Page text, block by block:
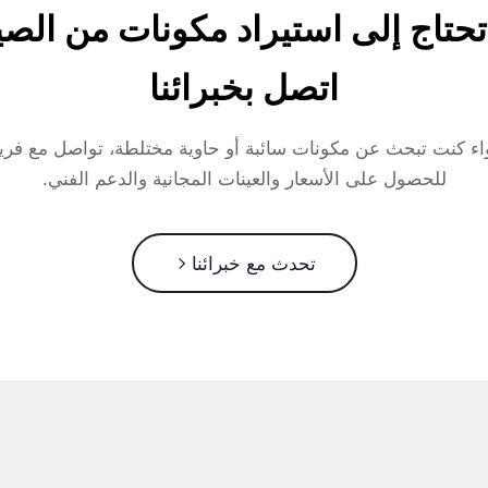
إلى استيراد مكونات من
اتصل بخبرائنا
كنت تبحث عن مكونات سائبة أو حاوية مختلطة، تواصل مع
للحصول على الأسعار والعينات المجانية والدعم الفني.
تحدث مع خبرائنا